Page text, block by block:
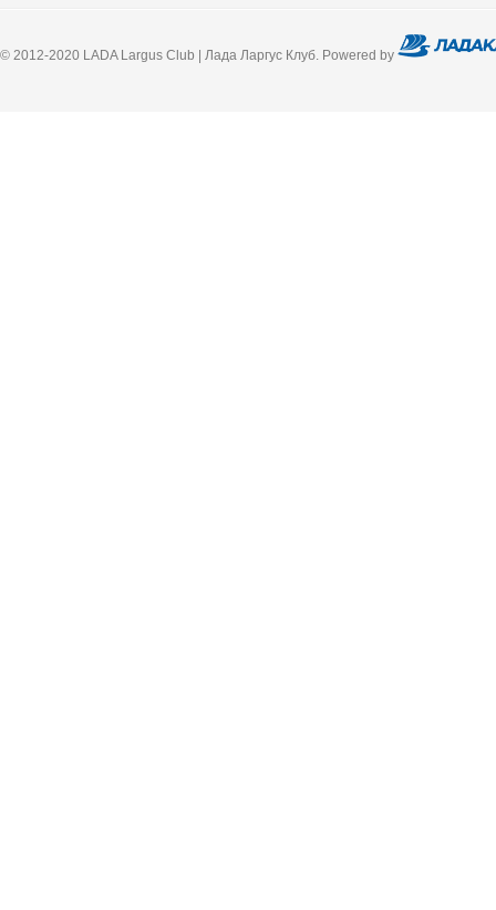
© 2012-2020 LADA Largus Club | Лада Ларгус Клуб. Powered by